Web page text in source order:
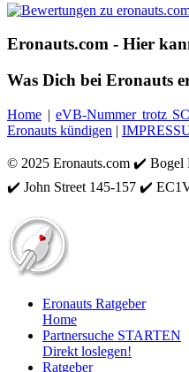
Eronauts.com - Hier
Was Dich bei Eronauts
Home | eVB-Nummer trotz
Eronauts kündigen |
© 2025 Eronauts.com ✔️ Bogel
✔️ John Street 145-157 ✔️
Eronauts Ratgeber
Home
Partnersuche STARTEN
Direkt loslegen!
Ratgeber